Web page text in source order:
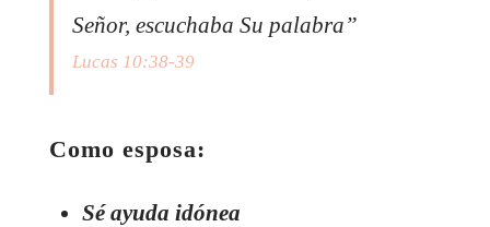
Señor, escuchaba Su palabra”
Lucas 10:38-39
Como esposa:
Sé ayuda idónea